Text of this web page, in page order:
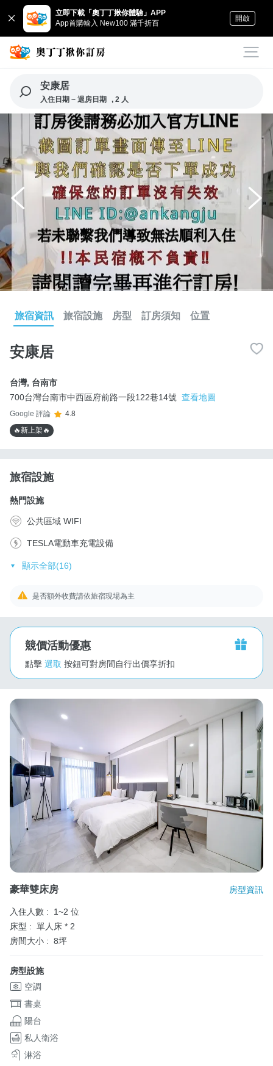
立即下載「奧丁丁揪你體驗」APP
App首購輸入 New100 滿千折百
開啟
安康居
入住日期 ~ 退房日期 , 2 人
旅宿資訊 旅宿設施 房型 訂房須知 位置
安康居
台灣, 台南市
700台灣台南市中西區府前路一段122巷14號 查看地圖
Google 評論
4.8
🔥新上架🔥
旅宿設施
熱門設施
公共區域 WIFI
TESLA電動車充電設備
顯示全部(16)
是否額外收費請依旅宿現場為主
競價活動優惠
點擊 選取 按鈕可對房間自行出價享折扣
豪華雙床房 房型資訊
入住人數 :
1~2 位
床型 : 單人床 * 2
房間大小 : 8坪
房型設施
空調
書桌
陽台
私人衛浴
淋浴